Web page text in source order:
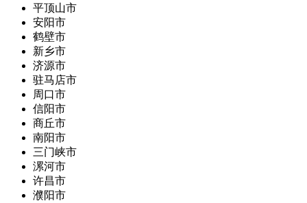
平顶山市
安阳市
鹤壁市
新乡市
济源市
驻马店市
周口市
信阳市
商丘市
南阳市
三门峡市
漯河市
许昌市
濮阳市